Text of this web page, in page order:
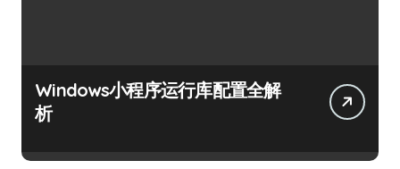
Windows小程序运行库配置全解
析